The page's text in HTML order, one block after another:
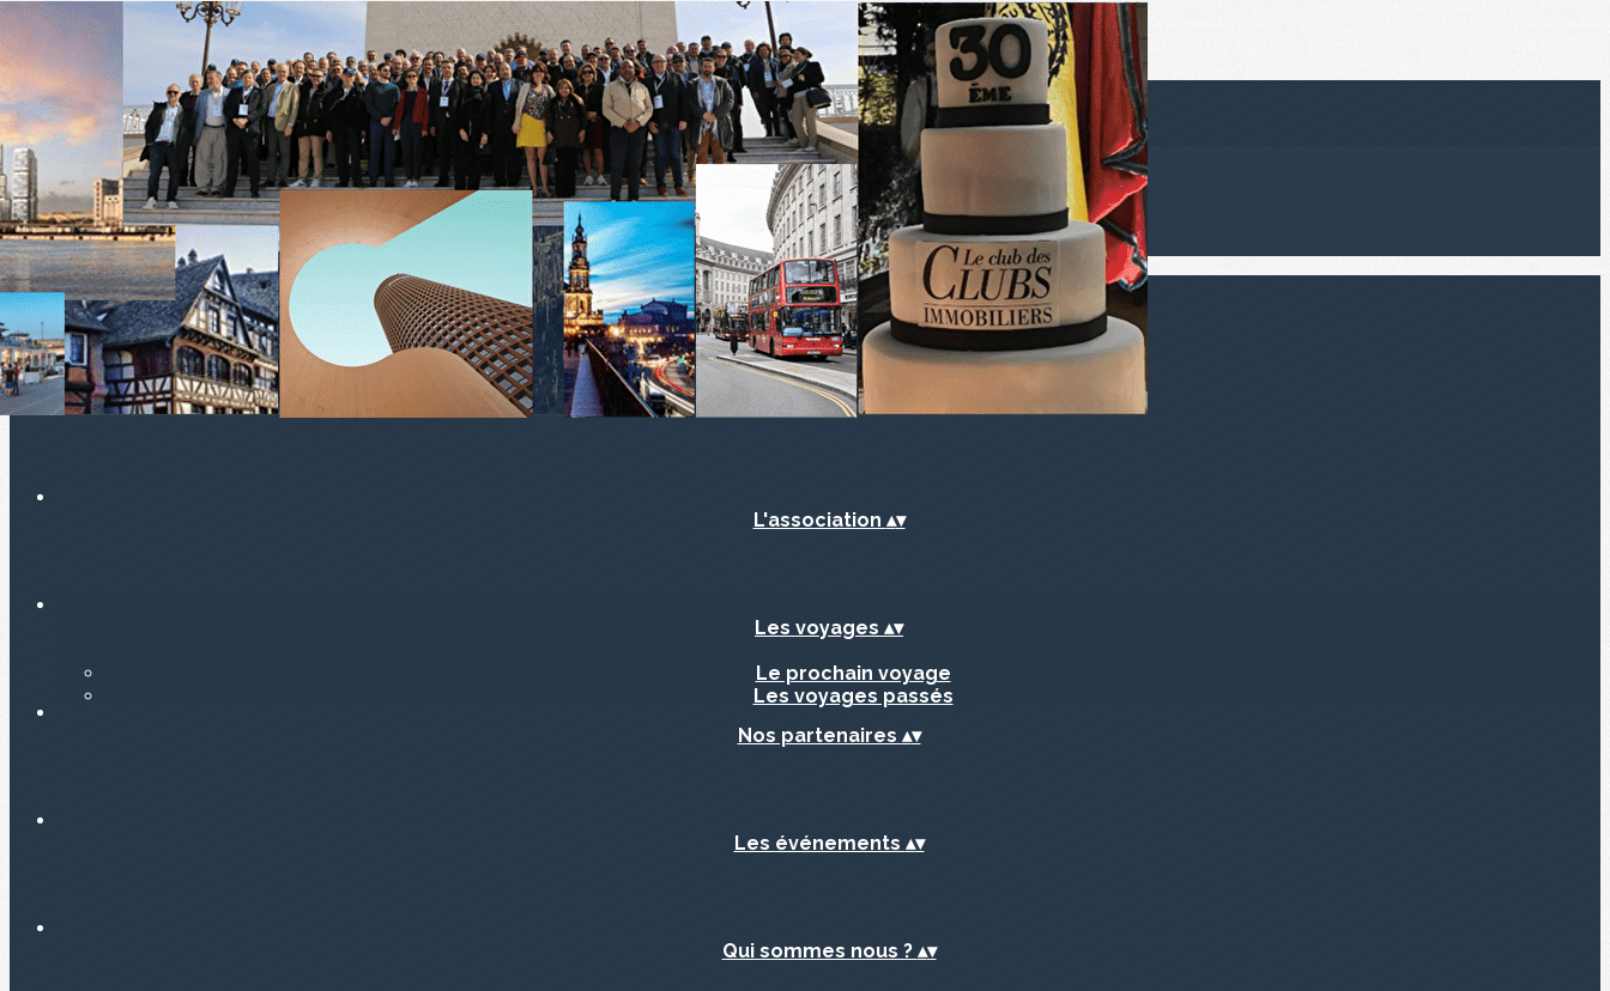
Exporter les lignes sélectionnées
Exporter toutes les colonnes
Exporter uniquement les colonnes affichées
Menu
<
>
Le prochain voyage
Les voyages passés
Ajoutez un logo, un bouton, des réseaux sociaux
Cliquez pour éditer
L'association ▴▾
Les voyages ▴▾
Le prochain voyage
Les voyages passés
Nos partenaires ▴▾
Les événements ▴▾
Qui sommes nous ? ▴▾